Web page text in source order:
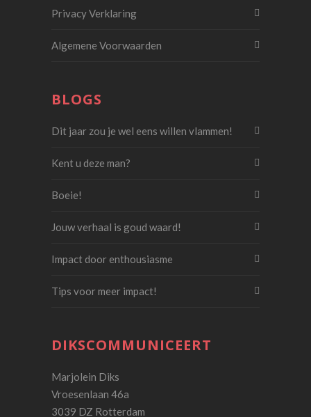
Privacy Verklaring
Algemene Voorwaarden
BLOGS
Dit jaar zou je wel eens willen vlammen!
Kent u deze man?
Boeie!
Jouw verhaal is goud waard!
Impact door enthousiasme
Tips voor meer impact!
DIKSCOMMUNICEERT
Marjolein Diks
Vroesenlaan 46a
3039 DZ Rotterdam